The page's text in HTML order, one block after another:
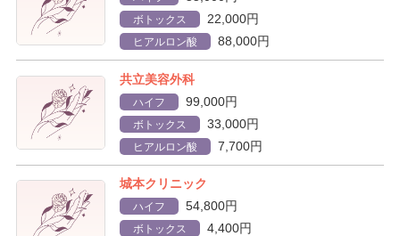
ボトックス 22,000円
ヒアルロン酸 88,000円
共立美容外科
ハイフ 99,000円
ボトックス 33,000円
ヒアルロン酸 7,700円
城本クリニック
ハイフ 54,800円
ボトックス 4,400円